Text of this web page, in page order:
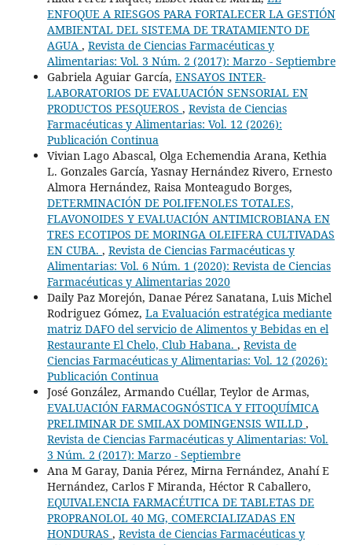
ENFOQUE A RIESGOS PARA FORTALECER LA GESTIÓN
AMBIENTAL DEL SISTEMA DE TRATAMIENTO DE
AGUA , Revista de Ciencias Farmacéuticas y
Alimentarias: Vol. 3 Núm. 2 (2017): Marzo - Septiembre
Gabriela Aguiar García, ENSAYOS INTER-
LABORATORIOS DE EVALUACIÓN SENSORIAL EN
PRODUCTOS PESQUEROS , Revista de Ciencias
Farmacéuticas y Alimentarias: Vol. 12 (2026):
Publicación Continua
Vivian Lago Abascal, Olga Echemendia Arana, Kethia
L. Gonzales García, Yasnay Hernández Rivero, Ernesto
Almora Hernández, Raisa Monteagudo Borges,
DETERMINACIÓN DE POLIFENOLES TOTALES,
FLAVONOIDES Y EVALUACIÓN ANTIMICROBIANA EN
TRES ECOTIPOS DE MORINGA OLEIFERA CULTIVADAS
EN CUBA. , Revista de Ciencias Farmacéuticas y
Alimentarias: Vol. 6 Núm. 1 (2020): Revista de Ciencias
Farmacéuticas y Alimentarias 2020
Daily Paz Morejón, Danae Pérez Sanatana, Luis Michel
Rodriguez Gómez, La Evaluación estratégica mediante
matriz DAFO del servicio de Alimentos y Bebidas en el
Restaurante El Chelo, Club Habana. , Revista de
Ciencias Farmacéuticas y Alimentarias: Vol. 12 (2026):
Publicación Continua
José González, Armando Cuéllar, Teylor de Armas,
EVALUACIÓN FARMACOGNÓSTICA Y FITOQUÍMICA
PRELIMINAR DE SMILAX DOMINGENSIS WILLD ,
Revista de Ciencias Farmacéuticas y Alimentarias: Vol.
3 Núm. 2 (2017): Marzo - Septiembre
Ana M Garay, Dania Pérez, Mirna Fernández, Anahí E
Hernández, Carlos F Miranda, Héctor R Caballero,
EQUIVALENCIA FARMACÉUTICA DE TABLETAS DE
PROPRANOLOL 40 MG, COMERCIALIZADAS EN
HONDURAS , Revista de Ciencias Farmacéuticas y